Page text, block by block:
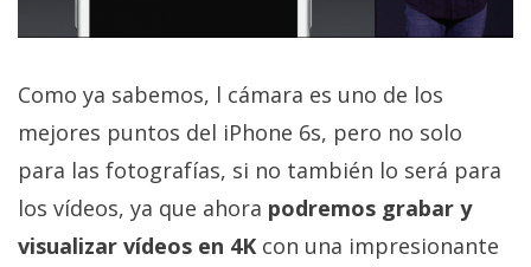
Como ya sabemos, l cámara es uno de los
mejores puntos del iPhone 6s, pero no solo
para las fotografías, si no también lo será para
los vídeos, ya que ahora podremos grabar y
visualizar vídeos en 4K con una impresionante